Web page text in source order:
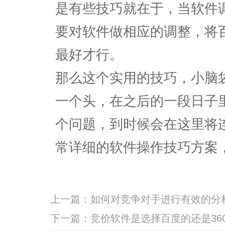
是有些技巧就在于，当软件
要对软件做相应的调整，将
最好才行。
那么这个实用的技巧，小脑
一个头，在之后的一段日子
个问题，到时候会在这里将
常详细的软件操作技巧方案
上一篇： 如何对竞争对手进行有效的分
下一篇： 竞价软件是选择百度的还是